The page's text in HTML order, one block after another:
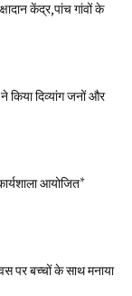
केंद्र,पांच गांवों के
ने किया दिव्यांग जनों और
आयोजित*
पर बच्चों के साथ मनाया